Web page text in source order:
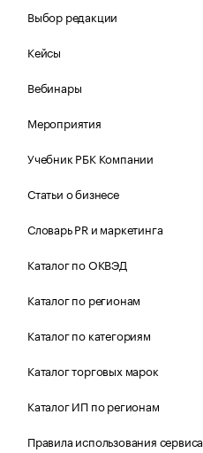
Выбор редакции
Кейсы
Вебинары
Мероприятия
Учебник РБК Компании
Статьи о бизнесе
Словарь PR и маркетинга
Каталог по ОКВЭД
Каталог по регионам
Каталог по категориям
Каталог торговых марок
Каталог ИП по регионам
Правила использования сервиса